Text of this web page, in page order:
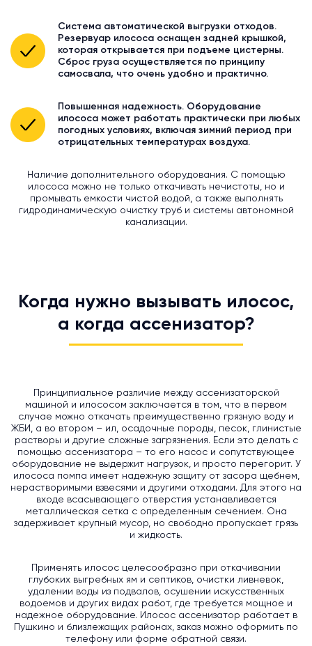
Система автоматической выгрузки отходов.
Резервуар илососа оснащен задней крышкой,
которая открывается при подъеме цистерны.
Сброс груза осуществляется по принципу
самосвала, что очень удобно и практично.
Повышенная надежность. Оборудование
илососа может работать практически при любых
погодных условиях, включая зимний период при
отрицательных температурах воздуха.
Наличие дополнительного оборудования. С помощью
илососа можно не только откачивать нечистоты, но и
промывать емкости чистой водой, а также выполнять
гидродинамическую очистку труб и системы автономной
канализации.
Когда нужно вызывать илосос,
а когда ассенизатор?
Принципиальное различие между ассенизаторской
машиной и илососом заключается в том, что в первом
случае можно откачать преимущественно грязную воду и
ЖБИ, а во втором – ил, осадочные породы, песок, глинистые
растворы и другие сложные загрязнения. Если это делать с
помощью ассенизатора – то его насос и сопутствующее
оборудование не выдержит нагрузок, и просто перегорит. У
илососа помпа имеет надежную защиту от засора щебнем,
нерастворимыми взвесями и другими отходами. Для этого на
входе всасывающего отверстия устанавливается
металлическая сетка с определенным сечением. Она
задерживает крупный мусор, но свободно пропускает грязь
и жидкость.
Применять илосос целесообразно при откачивании
глубоких выгребных ям и септиков, очистки ливневок,
удалении воды из подвалов, осушении искусственных
водоемов и других видах работ, где требуется мощное и
надежное оборудование. Илосос ассенизатор работает в
Пушкино и близлежащих районах, заказ можно оформить по
телефону или форме обратной связи.